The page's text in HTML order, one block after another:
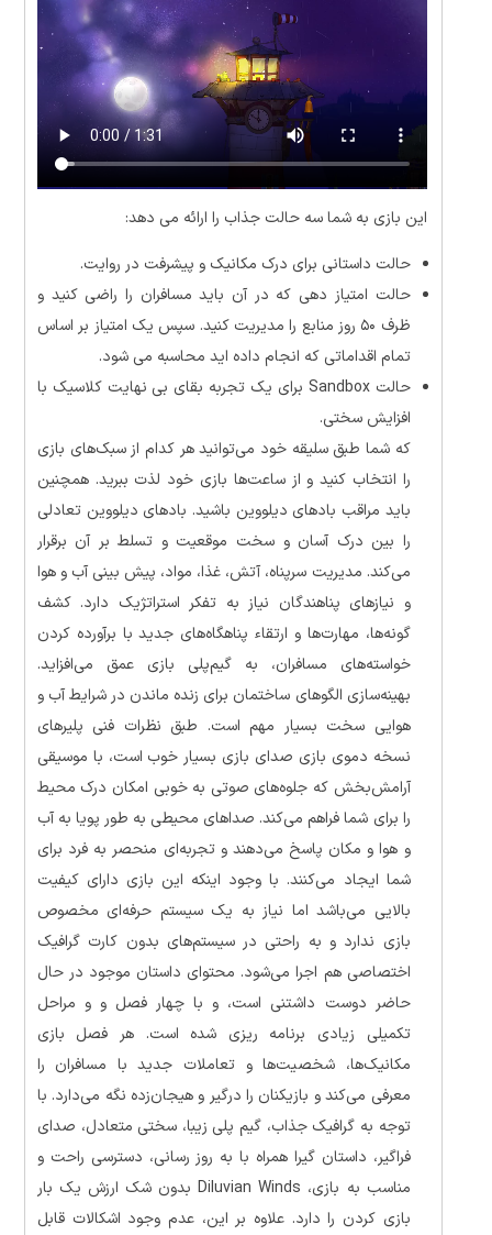
این بازی به شما سه حالت جذاب را ارائه می دهد:‌
حالت داستانی برای درک مکانیک و پیشرفت در روایت.
حالت امتیاز دهی که در آن باید مسافران را راضی کنید و
ظرف ۵۰ روز منابع را مدیریت کنید. سپس یک امتیاز بر اساس
تمام اقداماتی که انجام داده اید محاسبه می شود.
حالت Sandbox برای یک تجربه بقای بی نهایت کلاسیک با
افزایش سختی.
که شما طبق سلیقه خود می‌توانید هر کدام از سبک‌های بازی
را انتخاب کنید و از ساعت‌ها بازی خود لذت ببرید. همچنین
باید مراقب باد‌های دیلووین باشید. بادهای دیلووین تعادلی
را بین درک آسان و سخت موقعیت و تسلط بر آن برقرار
می‌کند. مدیریت سرپناه، آتش، غذا، مواد، پیش بینی آب و هوا
و نیازهای پناهندگان نیاز به تفکر استراتژیک دارد. کشف
گونه‌ها، مهارت‌ها و ارتقاء پناهگاه‌های جدید با برآورده کردن
خواسته‌های مسافران، به گیم‌پلی بازی عمق می‌افزاید.
بهینه‌سازی الگوهای ساختمان برای زنده ماندن در شرایط آب و
هوایی سخت بسیار مهم است. طبق نظرات فنی پلیر‌های
نسخه دموی بازی صدای بازی بسیار خوب است، با موسیقی
آرامش‌بخش که جلوه‌های صوتی به خوبی امکان درک محیط
را برای شما فراهم می‌کند. صداهای محیطی به طور پویا به آب
و هوا و مکان پاسخ می‌دهند و تجربه‌ای منحصر به فرد برای
شما ایجاد می‌کنند. با وجود اینکه این بازی دارای کیفیت
بالایی می‌باشد اما نیاز به یک سیستم حرفه‌ای مخصوص
بازی ندارد و به راحتی در سیستم‌های بدون کارت گرافیک
اختصاصی هم اجرا می‌شود. محتوای داستان موجود در حال
حاضر دوست داشتنی است، و با چهار فصل و و مراحل
تکمیلی زیادی برنامه ریزی شده است. هر فصل بازی
مکانیک‌ها، شخصیت‌ها و تعاملات جدید با مسافران را
معرفی می‌کند و بازیکنان را درگیر و هیجان‌زده نگه می‌دارد. با
توجه به گرافیک جذاب، گیم پلی زیبا، سختی متعادل، صدای
فراگیر، داستان گیرا همراه با به روز رسانی، دسترسی راحت و
مناسب به بازی، Diluvian Winds بدون شک ارزش یک بار
بازی کردن را دارد. علاوه بر این، عدم وجود اشکالات قابل